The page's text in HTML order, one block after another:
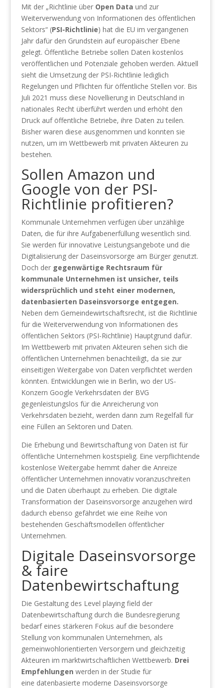
Mit der „Richtlinie über Open Data und zur
Weiterverwendung von Informationen des öffentlichen
Sektors“ (PSI-Richtlinie) hat die EU im vergangenen
Jahr dafür den Grundstein auf europäischer Ebene
gelegt. Öffentliche Betriebe sollen Daten kostenlos
veröffentlichen und Potenziale gehoben werden. Aktuell
sieht die Umsetzung der PSI-Richtlinie lediglich
Regelungen und Pflichten für öffentliche Stellen vor. Bis
Juli 2021 muss diese Novellierung in Deutschland in
nationales Recht überführt werden und erhöht den
Druck auf öffentliche Betriebe, ihre Daten zu teilen.
Bisher waren diese ausgenommen und konnten sie
nutzen, um im Wettbewerb mit privaten Akteuren zu
bestehen.
Sollen Amazon und
Google von der PSI-
Richtlinie profitieren?
Kommunale Unternehmen verfügen über unzählige
Daten, die für ihre Aufgabenerfüllung wesentlich sind.
Sie werden für innovative Leistungsangebote und die
Digitalisierung der Daseinsvorsorge am Bürger genutzt.
Doch der gegenwärtige Rechtsraum für
kommunale Unternehmen ist unsicher, teils
widersprüchlich und steht einer modernen,
datenbasierten Daseinsvorsorge entgegen.
Neben dem Gemeindewirtschaftsrecht, ist die Richtlinie
für die Weiterverwendung von Informationen des
öffentlichen Sektors (PSI-Richtlinie) Hauptgrund dafür.
Im Wettbewerb mit privaten Akteuren sehen sich die
öffentlichen Unternehmen benachteiligt, da sie zur
einseitigen Weitergabe von Daten verpflichtet werden
könnten. Entwicklungen wie in Berlin, wo der US-
Konzern Google Verkehrsdaten der BVG
gegenleistungslos für die Anreicherung von
Verkehrsdaten bezieht, werden dann zum Regelfall für
eine Füllen an Sektoren und Daten.
Die Erhebung und Bewirtschaftung von Daten ist für
öffentliche Unternehmen kostspielig. Eine verpflichtende
kostenlose Weitergabe hemmt daher die Anreize
öffentlicher Unternehmen innovativ voranzuschreiten
und die Daten überhaupt zu erheben. Die digitale
Transformation der Daseinsvorsorge anzugehen wird
dadurch ebenso gefährdet wie eine Reihe von
bestehenden Geschäftsmodellen öffentlicher
Unternehmen.
Digitale Daseinsvorsorge
& faire
Datenbewirtschaftung
Die Gestaltung des Level playing field der
Datenbewirtschaftung durch die Bundesregierung
bedarf eines stärkeren Fokus auf die besondere
Stellung von kommunalen Unternehmen, als
gemeinwohlorientierten Versorgern und gleichzeitig
Akteuren im marktwirtschaftlichen Wettbewerb. Drei
Empfehlungen werden in der Studie für
eine datenbasierte moderne Daseinsvorsorge